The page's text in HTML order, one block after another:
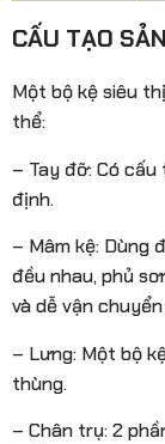
CẤU TẠO
Một bộ kệ siêu
thể:
– Tay đỡ: Có
định.
– Mâm kệ: Dùng
đều nhau, phủ
và dễ vận
– Lưng: Một bộ
thùng.
– Chân trụ: 2